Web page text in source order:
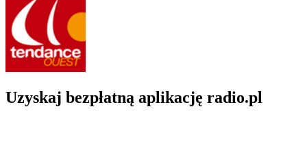
Uzyskaj bezpłatną aplikację radio.pl